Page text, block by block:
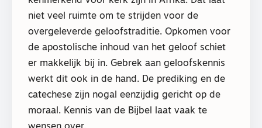
niet veel ruimte om te strijden voor de
overgeleverde geloofstraditie. Opkomen voor
de apostolische inhoud van het geloof schiet
er makkelijk bij in. Gebrek aan geloofskennis
werkt dit ook in de hand. De prediking en de
catechese zijn nogal eenzijdig gericht op de
moraal. Kennis van de Bijbel laat vaak te